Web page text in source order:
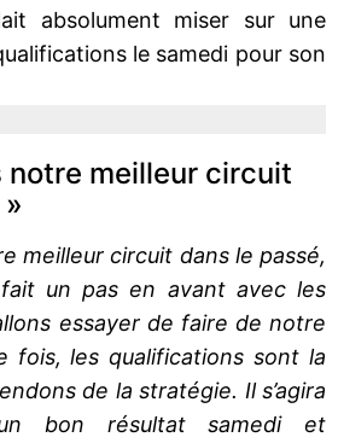
absolument miser sur une
le samedi pour son
notre meilleur circuit
meilleur circuit dans le passé,
un pas en avant avec les
essayer de faire de notre
fois, les qualifications sont la
de la stratégie. Il s’agira
bon résultat samedi et